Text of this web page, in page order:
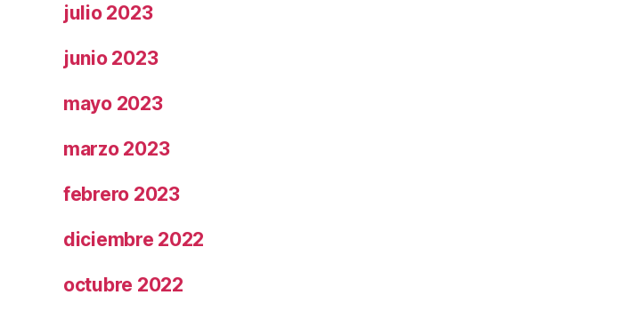
julio 2023
junio 2023
mayo 2023
marzo 2023
febrero 2023
diciembre 2022
octubre 2022